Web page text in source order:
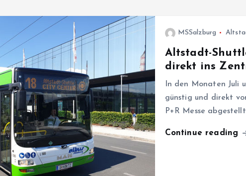
MSSalzburg
Altstadt-
direkt ins
In den Monaten Juli
günstig und direkt
P+R Messe
Continue reading